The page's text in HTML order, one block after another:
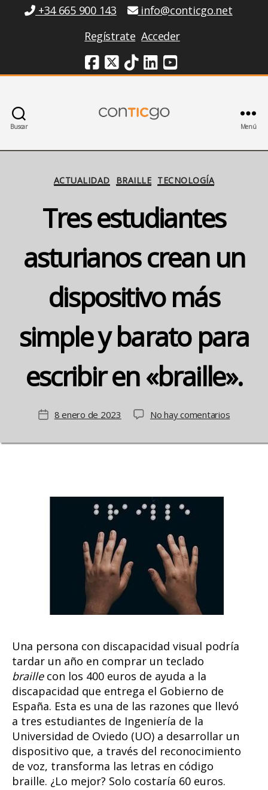
Información
+34 665 900 143
info@conticgo.net
Regístrate Acceder
Redes Sociales
Buscar Menú
Categorías
ACTUALIDAD BRAILLE TECNOLOGÍA
Tres estudiantes
asturianos crean un
dispositivo más
simple y barato para
escribir en «braille».
Fecha
la
8 enero de 2023 No hay comentariosen
Una persona con discapacidad visual podría
tardar un año en comprar un teclado
braille con los 400 euros de ayuda a la
discapacidad que entrega el Gobierno de
España. Esta es una de las razones que llevó
a tres estudiantes de Ingeniería de la
Universidad de Oviedo (UO) a desarrollar un
dispositivo que, a través del reconocimiento
de voz, transforma las letras en código
braille. ¿Lo mejor? Solo costaría 60 euros.